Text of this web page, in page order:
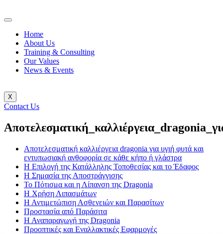
Home
About Us
Training & Consulting
Our Values
News & Events
X
Contact Us
Αποτελεσματική καλλιέργεια dragonia για υγιή φυτά και
εντυπωσιακή ανθοφορία σε κάθε κήπο ή γλάστρα
Η Επιλογή της Κατάλληλης Τοποθεσίας και το Έδαφος
Η Σημασία της Αποστράγγισης
Το Πότισμα και η Λίπανση της Dragonia
Η Χρήση Λιπασμάτων
Η Αντιμετώπιση Ασθενειών και Παρασίτων
Προστασία από Παράσιτα
Η Αναπαραγωγή της Dragonia
Προοπτικές και Εναλλακτικές Εφαρμογές